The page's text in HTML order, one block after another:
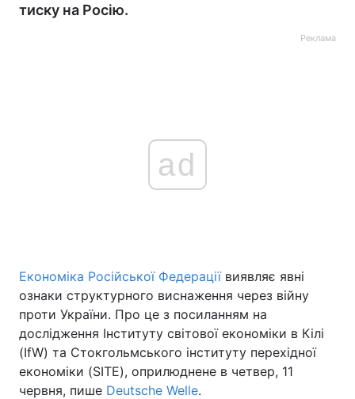
Головна Війна
Україна Політика
Економіка Світ
Спорт Наука
тиску на Росію.
Реклама
ad
Економіка Російської Федераціївиявляє явні
ознаки структурного виснаження через війну
проти України. Про це з посиланням на
дослідження Інституту світової економіки в Кілі
(IfW) та Стокгольмського інституту перехідної
економіки (SITE), оприлюднене в четвер, 11
червня, пише Deutsche Welle.